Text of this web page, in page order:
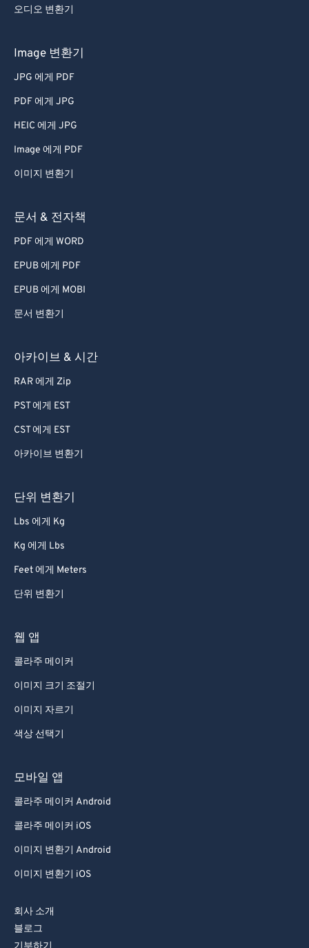
오디오 변환기
Image 변환기
JPG 에게 PDF
PDF 에게 JPG
HEIC 에게 JPG
Image 에게 PDF
이미지 변환기
문서 & 전자책
PDF 에게 WORD
EPUB 에게 PDF
EPUB 에게 MOBI
문서 변환기
아카이브 & 시간
RAR 에게 Zip
PST 에게 EST
CST 에게 EST
아카이브 변환기
단위 변환기
Lbs 에게 Kg
Kg 에게 Lbs
Feet 에게 Meters
단위 변환기
웹 앱
콜라주 메이커
이미지 크기 조절기
이미지 자르기
색상 선택기
모바일 앱
콜라주 메이커 Android
콜라주 메이커 iOS
이미지 변환기 Android
이미지 변환기 iOS
회사 소개
블로그